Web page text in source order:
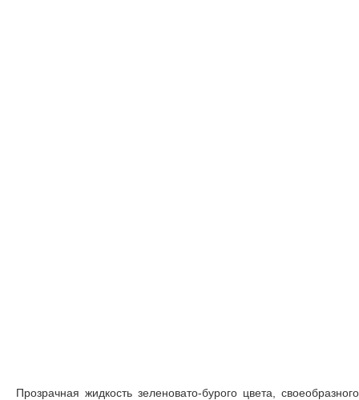
Прозрачная жидкость зеленовато-бурого цвета, своеобразного